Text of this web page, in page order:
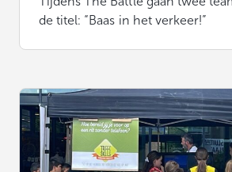
de titel: “Baas in het verkeer!”